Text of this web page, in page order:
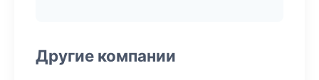
Другие компании